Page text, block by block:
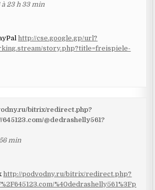
à 23 h 33 min
http://cse.google.gp/url?
story.php?title=freispiele-
bitrix/redirect.php?
@dedrashelly561?
min
http://podvodny.ru/bitrix/redirect.php?
%40dedrashelly561%3Fp